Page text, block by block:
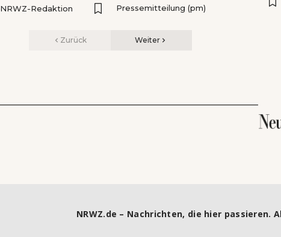
NRWZ-Redaktion
Pressemitteilung (pm)
Zurück Weiter
NRWZ.de – Nachrichten, die hier passieren.